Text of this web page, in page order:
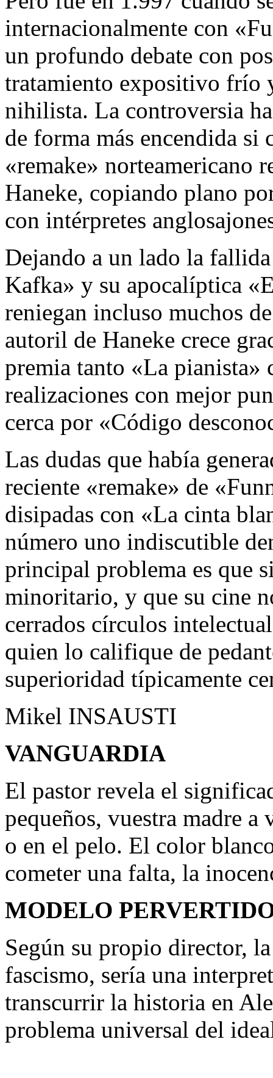
internacionalmente con
un profundo debate con
tratamiento expositivo frío
nihilista. La controversia
de forma más encendida si
«remake» norteamericano
Haneke, copiando plano
con intérpretes
Dejando a un lado la
Kafka» y su apocalíptica
reniegan incluso muchos
autoril de Haneke crece
premia tanto «La pianista»
realizaciones con mejor
cerca por «Código
Las dudas que había
reciente «remake» de
disipadas con «La cinta
número uno indiscutible
principal problema es que
minoritario, y que su cine
cerrados círculos
quien lo califique de
superioridad típicamente
Mikel INSAUSTI
VANGUARDIA
El pastor revela el
pequeños, vuestra madre a
o en el pelo. El color
cometer una falta, la
MODELO
Según su propio director,
fascismo, sería una
transcurrir la historia en
problema universal del